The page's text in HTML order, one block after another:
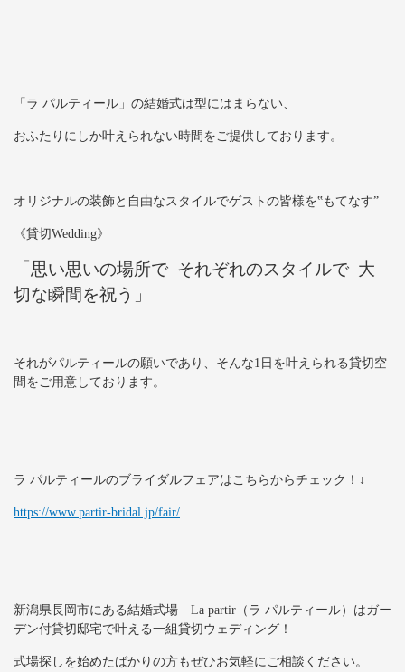
「ラ パルティール」の結婚式は型にはまらない、
おふたりにしか叶えられない時間をご提供しております。
オリジナルの装飾と自由なスタイルでゲストの皆様を‟もてなす”
《貸切Wedding》
「思い思いの場所で それぞれのスタイルで 大
切な瞬間を祝う」
それがパルティールの願いであり、そんな1日を叶えられる貸切空
間をご用意しております。
ラ パルティールのブライダルフェアはこちらからチェック！↓
https://www.partir-bridal.jp/fair/
新潟県長岡市にある結婚式場 La partir（ラ パルティール）はガー
デン付貸切邸宅で叶える一組貸切ウェディング！
式場探しを始めたばかりの方もぜひお気軽にご相談ください。